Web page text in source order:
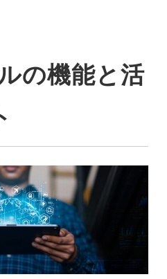
の機能と活